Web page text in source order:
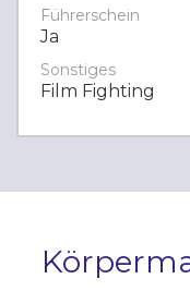
Führerschein
Ja
Sonstiges
Film Fighting